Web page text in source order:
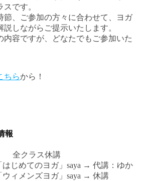
です。
節、ご参加の方々に合わせて、ヨガ
しながらご提示いたします。
内容ですが、どなたでもご参加いた
ちらから！
報
全クラス休講
はじめてのヨガ」saya → 代講：ゆか
ウィメンズヨガ」saya → 休講